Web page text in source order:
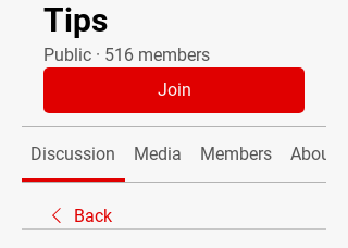
Tips
Public · 516 members
Join
Discussion Media Members About
Back